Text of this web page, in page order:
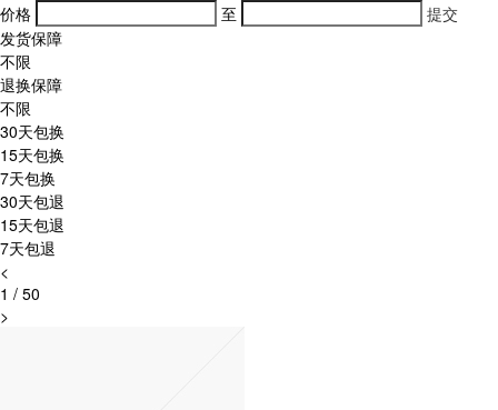
价格
至
提交
发货保障
不限
退换保障
不限
30天包换
15天包换
7天包换
30天包退
15天包退
7天包退
<
1 / 50
>